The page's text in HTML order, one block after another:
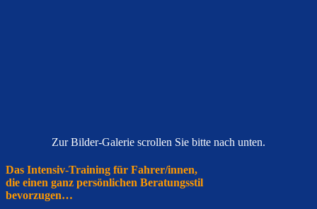
Zur Bilder-Galerie scrollen Sie bitte nach unten.
Das Intensiv-Training für Fahrer/innen,
die einen ganz persönlichen Beratungsstil
bevorzugen…